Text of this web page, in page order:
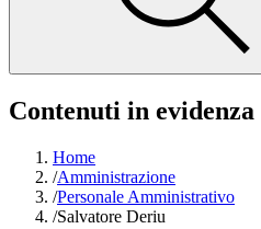
Contenuti in evidenza
Home
/Amministrazione
/Personale Amministrativo
/Salvatore Deriu